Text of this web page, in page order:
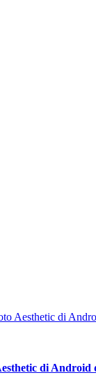
di Android